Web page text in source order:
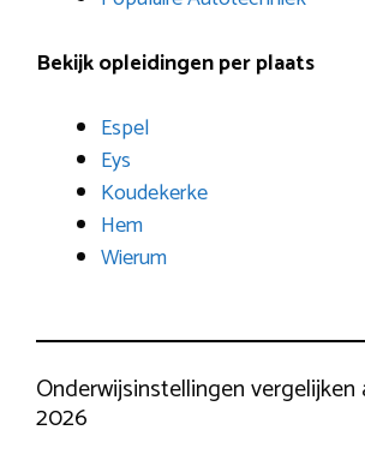
Bekijk opleidingen per plaats
Espel
Eys
Koudekerke
Hem
Wierum
Onderwijsinstellingen
2026